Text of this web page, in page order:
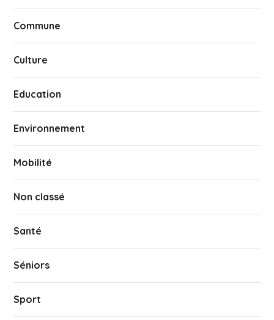
Commune
Culture
Education
Environnement
Mobilité
Non classé
Santé
Séniors
Sport